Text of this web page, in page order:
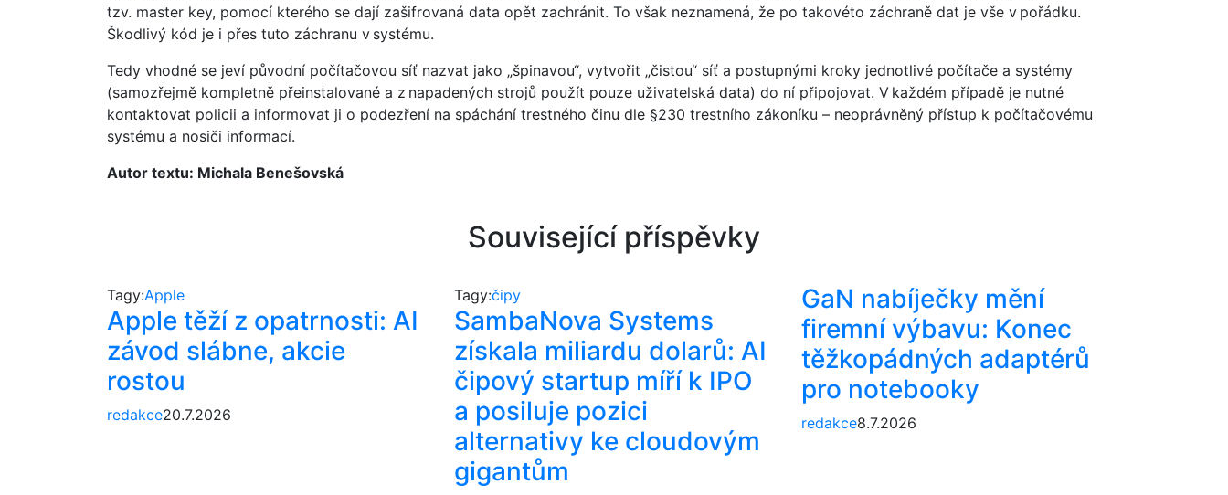
tzv. master key, pomocí kterého se dají zašifrovaná data opět zachránit. To však neznamená, že po takovéto záchraně dat je vše v pořádku.
Škodlivý kód je i přes tuto záchranu v systému.
Tedy vhodné se jeví původní počítačovou síť nazvat jako „špinavou“, vytvořit „čistou“ síť a postupnými kroky jednotlivé počítače a systémy
(samozřejmě kompletně přeinstalované a z napadených strojů použít pouze uživatelská data) do ní připojovat. V každém případě je nutné
kontaktovat policii a informovat ji o podezření na spáchání trestného činu dle §230 trestního zákoníku – neoprávněný přístup k počítačovému
systému a nosiči informací.
Autor textu: Michala Benešovská
Související příspěvky
Tagy:Apple
Apple těží z opatrnosti: AI
závod slábne, akcie
rostou
redakce20.7.2026
Tagy:čipy
SambaNova Systems
získala miliardu dolarů: AI
čipový startup míří k IPO
a posiluje pozici
alternativy ke cloudovým
gigantům
GaN nabíječky mění
firemní výbavu: Konec
těžkopádných adaptérů
pro notebooky
redakce8.7.2026